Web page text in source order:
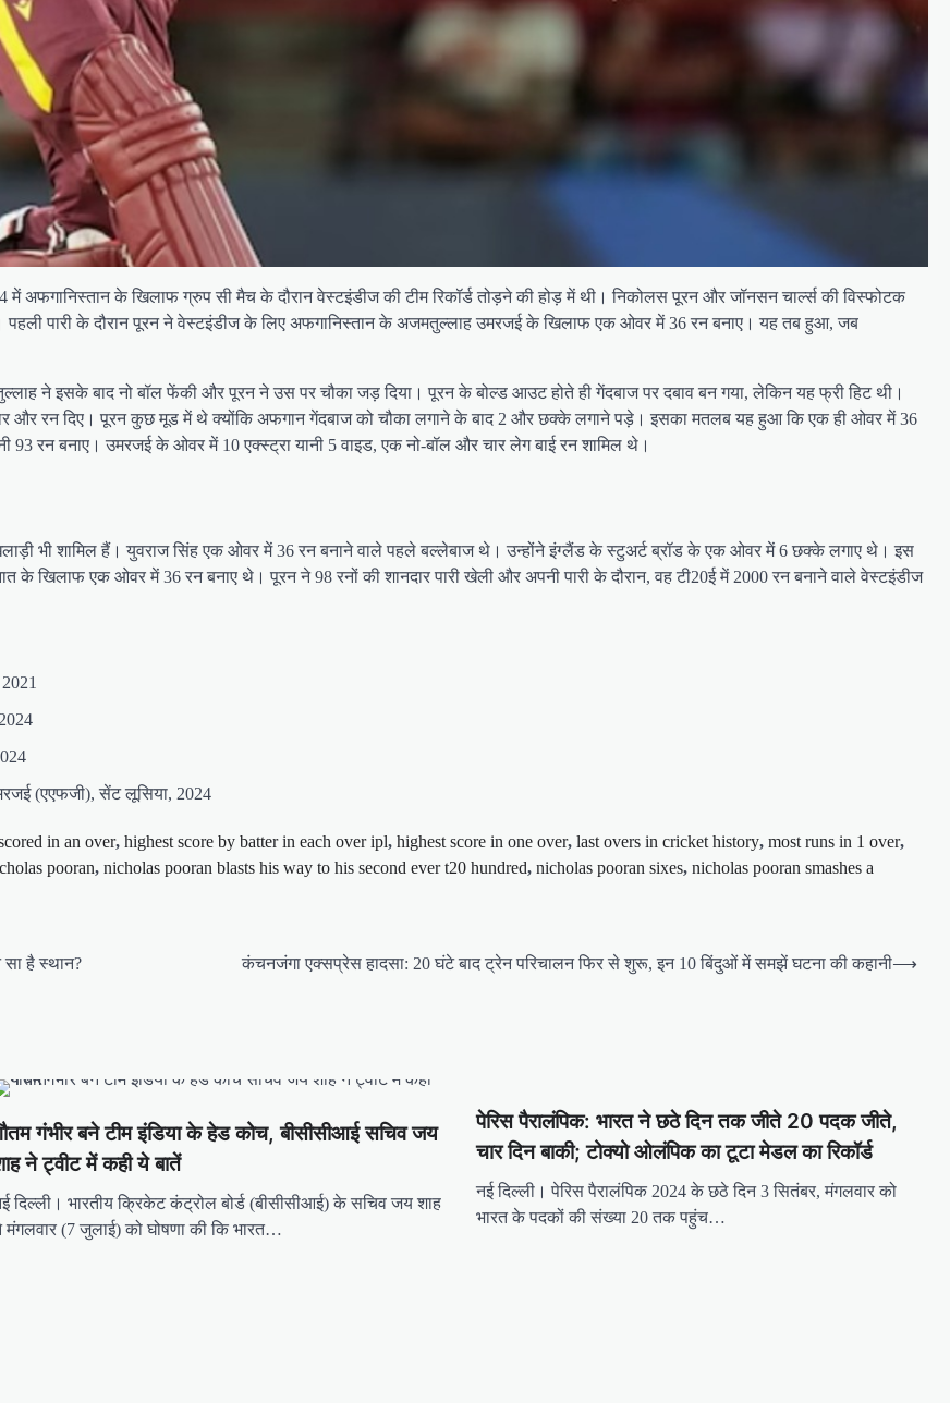
अफगानिस्तान के खिलाफ ग्रुप सी मैच के दौरान वेस्टइंडीज की टीम रिकॉर्ड तोड़ने की होड़ में थी। निकोलस पूरन और जॉनसन चार्ल्स की विस्फोटक
पहली पारी के दौरान पूरन ने वेस्टइंडीज के लिए अफगानिस्तान के अजमतुल्लाह उमरजई के खिलाफ एक ओवर में 36 रन बनाए। यह तब हुआ, जब
ने इसके बाद नो बॉल फेंकी और पूरन ने उस पर चौका जड़ दिया। पूरन के बोल्ड आउट होते ही गेंदबाज पर दबाव बन गया, लेकिन यह फ्री हिट थी।
और रन दिए। पूरन कुछ मूड में थे क्योंकि अफगान गेंदबाज को चौका लगाने के बाद 2 और छक्के लगाने पड़े। इसका मतलब यह हुआ कि एक ही ओवर में 36
रन बनाए। उमरजई के ओवर में 10 एक्स्ट्रा यानी 5 वाइड, एक नो-बॉल और चार लेग बाई रन शामिल थे।
भी शामिल हैं। युवराज सिंह एक ओवर में 36 रन बनाने वाले पहले बल्लेबाज थे। उन्होंने इंग्लैंड के स्टुअर्ट ब्रॉड के एक ओवर में 6 छक्के लगाए थे। इस
के खिलाफ एक ओवर में 36 रन बनाए थे। पूरन ने 98 रनों की शानदार पारी खेली और अपनी पारी के दौरान, वह टी20ई में 2000 रन बनाने वाले वेस्टइंडीज
(एएफजी), सेंट लूसिया, 2024
in an over, highest score by batter in each over ipl, highest score in one over, last overs in cricket history, most runs in 1 over,
pooran, nicholas pooran blasts his way to his second ever t20 hundred, nicholas pooran sixes, nicholas pooran smashes a
है स्थान? कंचनजंगा एक्सप्रेस हादसा: 20 घंटे बाद ट्रेन परिचालन फिर से शुरू, इन 10 बिंदुओं में समझें घटना की कहानी⟶
गंभीर बने टीम इंडिया के हेड कोच, बीसीसीआई सचिव जय
ने ट्वीट में कही ये बातें
दिल्ली। भारतीय क्रिकेट कंट्रोल बोर्ड (बीसीसीआई) के सचिव जय शाह
मंगलवार (7 जुलाई) को घोषणा की कि भारत…
पेरिस पैरालंपिक: भारत ने छठे दिन तक जीते 20 पदक जीते,
चार दिन बाकी; टोक्यो ओलंपिक का टूटा मेडल का रिकॉर्ड
नई दिल्ली। पेरिस पैरालंपिक 2024 के छठे दिन 3 सितंबर, मंगलवार को
भारत के पदकों की संख्या 20 तक पहुंच…